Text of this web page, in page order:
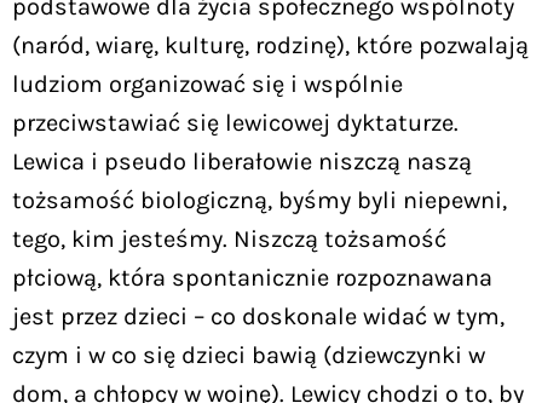
podstawowe dla życia społecznego wspólnoty
(naród, wiarę, kulturę, rodzinę), które pozwalają
ludziom organizować się i wspólnie
przeciwstawiać się lewicowej dyktaturze.
Lewica i pseudo liberałowie niszczą naszą
tożsamość biologiczną, byśmy byli niepewni,
tego, kim jesteśmy. Niszczą tożsamość
płciową, która spontanicznie rozpoznawana
jest przez dzieci – co doskonale widać w tym,
czym i w co się dzieci bawią (dziewczynki w
dom, a chłopcy w wojnę). Lewicy chodzi o to, by